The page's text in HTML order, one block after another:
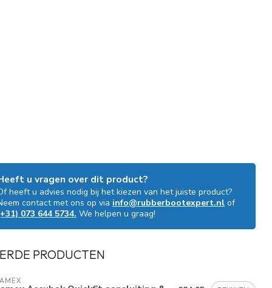
u vragen over dit product?
heeft u advies nodig bij het kiezen van het juiste product?
contact met ons op via info@rubberbootexpert.nl of
073 644 5734. We helpen u graag!
PRODUCTEN